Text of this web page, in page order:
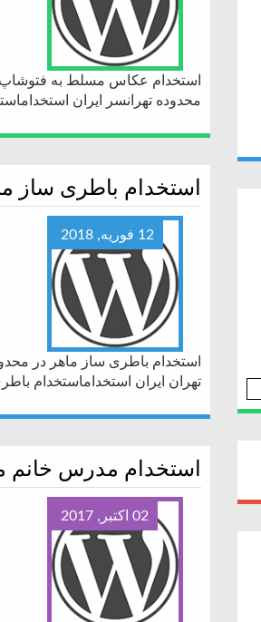
استخدام عکاس مسلط به فتوشاپ
محدوده تهرانسر ایران
استخدام باطری ساز
12 فوریه, 2018
استخدام باطری ساز ماهر در
تهران ایران استخداماستخدام
استخدام مدرس خانم
02 اکتبر, 2017